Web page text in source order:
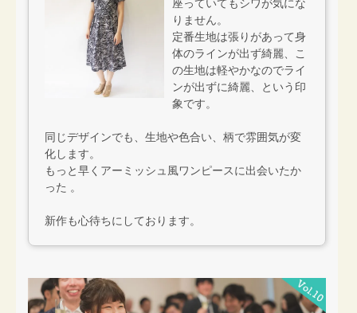
座っていてもシワが気にな
りません。
定番生地は張りがあって身
体のラインが出ず綺麗、こ
の生地は軽やかなのでライ
ンが出ずに綺麗、という印
象です。
同じデザインでも、生地や色合い、柄で雰囲気が変
化します。
もっと早くアーミッシュ風ワンピースに出会いたか
った 。
新作も心待ちにしております。